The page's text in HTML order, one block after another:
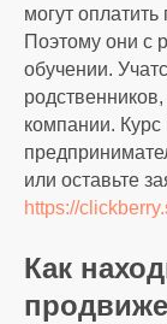
могут
Поэтому они с
обучении.
компании.
или оставьте
https://
Как